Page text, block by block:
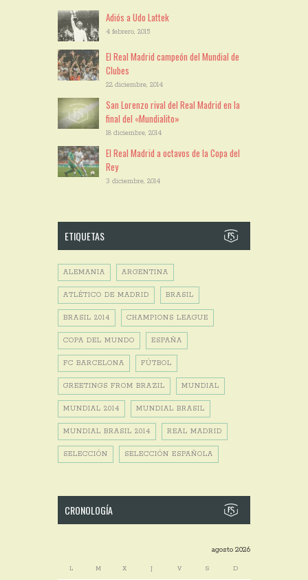
Adiós a Udo Lattek
4 febrero, 2015
El Real Madrid campeón del Mundial de
Clubes
22 diciembre, 2014
San Lorenzo rival del Real Madrid en la
final del «Mundialito»
18 diciembre, 2014
El Real Madrid a octavos de la Copa del
Rey
3 diciembre, 2014
ETIQUETAS
ALEMANIA ARGENTINA
ATLÉTICO DE MADRID BRASIL
BRASIL 2014 CHAMPIONS LEAGUE
COPA DEL MUNDO ESPAÑA
FC BARCELONA FÚTBOL
GREETINGS FROM BRAZIL MUNDIAL
MUNDIAL 2014 MUNDIAL BRASIL
MUNDIAL BRASIL 2014 REAL MADRID
SELECCIÓN SELECCIÓN ESPAÑOLA
CRONOLOGÍA
agosto 2026
L M X J V S D